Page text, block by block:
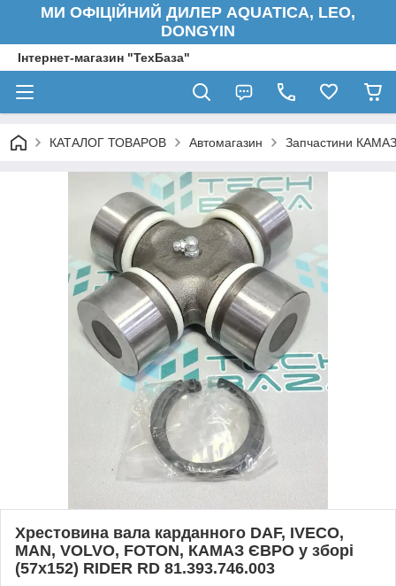
МИ ОФІЦІЙНИЙ ДИЛЕР AQUATICA, LEO,
DONGYIN
Інтернет-магазин "ТехБаза"
КАТАЛОГ ТОВАРОВ Автомагазин Запчастини
Хрестовина вала карданного DAF, IVECO,
MAN, VOLVO, FOTON, КАМАЗ ЄВРО у зборі
(57х152) RIDER RD 81.393.746.003